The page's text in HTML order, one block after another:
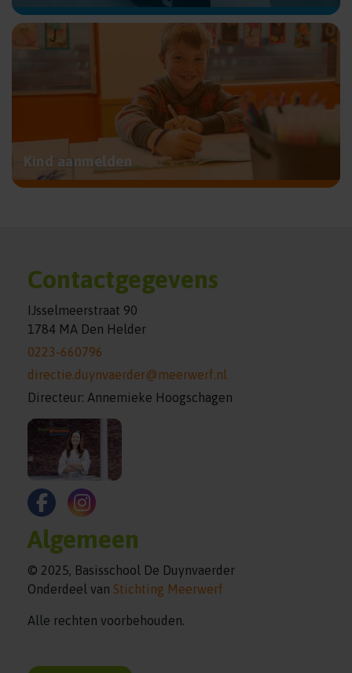
Kind aanmelden
Contactgegevens
IJsselmeerstraat 90
1784 MA Den Helder
0223-660796
directie.duynvaerder@meerwerf.nl
Directeur: Annemieke Hoogschagen
Algemeen
© 2025, Basisschool De Duynvaerder
Onderdeel van Stichting Meerwerf
Alle rechten voorbehouden.